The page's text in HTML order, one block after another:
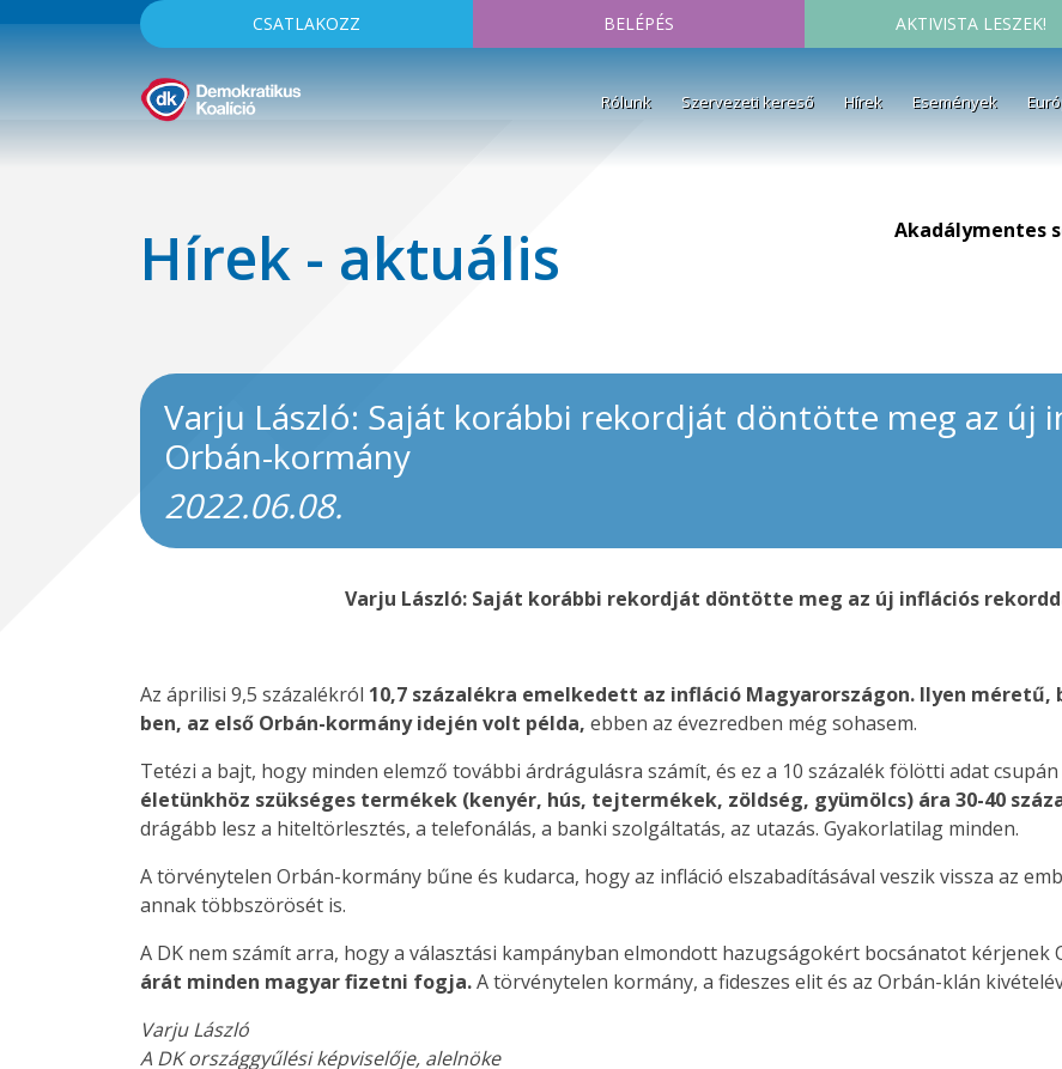
CSATLAKOZZ BELÉPÉS AKTIVISTA LESZEK!
Rólunk Szervezeti kereső Hírek Események
Hírek - aktuális Akadálymentes
Varju László: Saját korábbi rekordját döntötte meg az új
Orbán-kormány
2022.06.08.
Varju László: Saját korábbi rekordját döntötte meg az új inflációs
Az áprilisi 9,5 százalékról 10,7 százalékra emelkedett az infláció Magyarországon. Ilyen
ben, az első Orbán-kormány idején volt példa, ebben az évezredben még sohasem.
Tetézi a bajt, hogy minden elemző további árdrágulásra számít, és ez a 10 százalék fölötti adat
életünkhöz szükséges termékek (kenyér, hús, tejtermékek, zöldség, gyümölcs) ára 30-40
drágább lesz a hiteltörlesztés, a telefonálás, a banki szolgáltatás, az utazás. Gyakorlatilag minden.
A törvénytelen Orbán-kormány bűne és kudarca, hogy az infláció elszabadításával veszik vissza az
annak többszörösét is.
A DK nem számít arra, hogy a választási kampányban elmondott hazugságokért bocsánatot kérjenek
árát minden magyar fizetni fogja.A törvénytelen kormány, a fideszes elit és az Orbán-klán
Varju László
A DK országgyűlési képviselője, alelnöke